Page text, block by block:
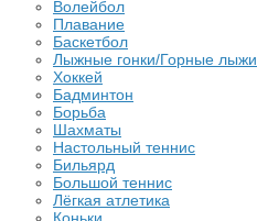
Волейбол
Плавание
Баскетбол
Лыжные гонки/Горные лыжи
Хоккей
Бадминтон
Борьба
Шахматы
Настольный теннис
Бильярд
Большой теннис
Лёгкая атлетика